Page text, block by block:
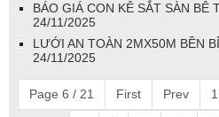
BÁO GIÁ CON KÊ SẮT SÀN BÊ
24/11/2025
LƯỚI AN TOÀN 2MX50M BỀN
24/11/2025
Page 6 / 21 First Prev 1